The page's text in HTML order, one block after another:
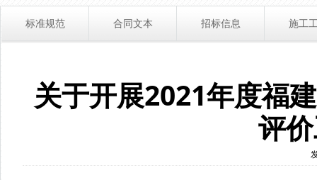
标准规范 合同文本 招标信息 施工
关于开展2021年度福
评